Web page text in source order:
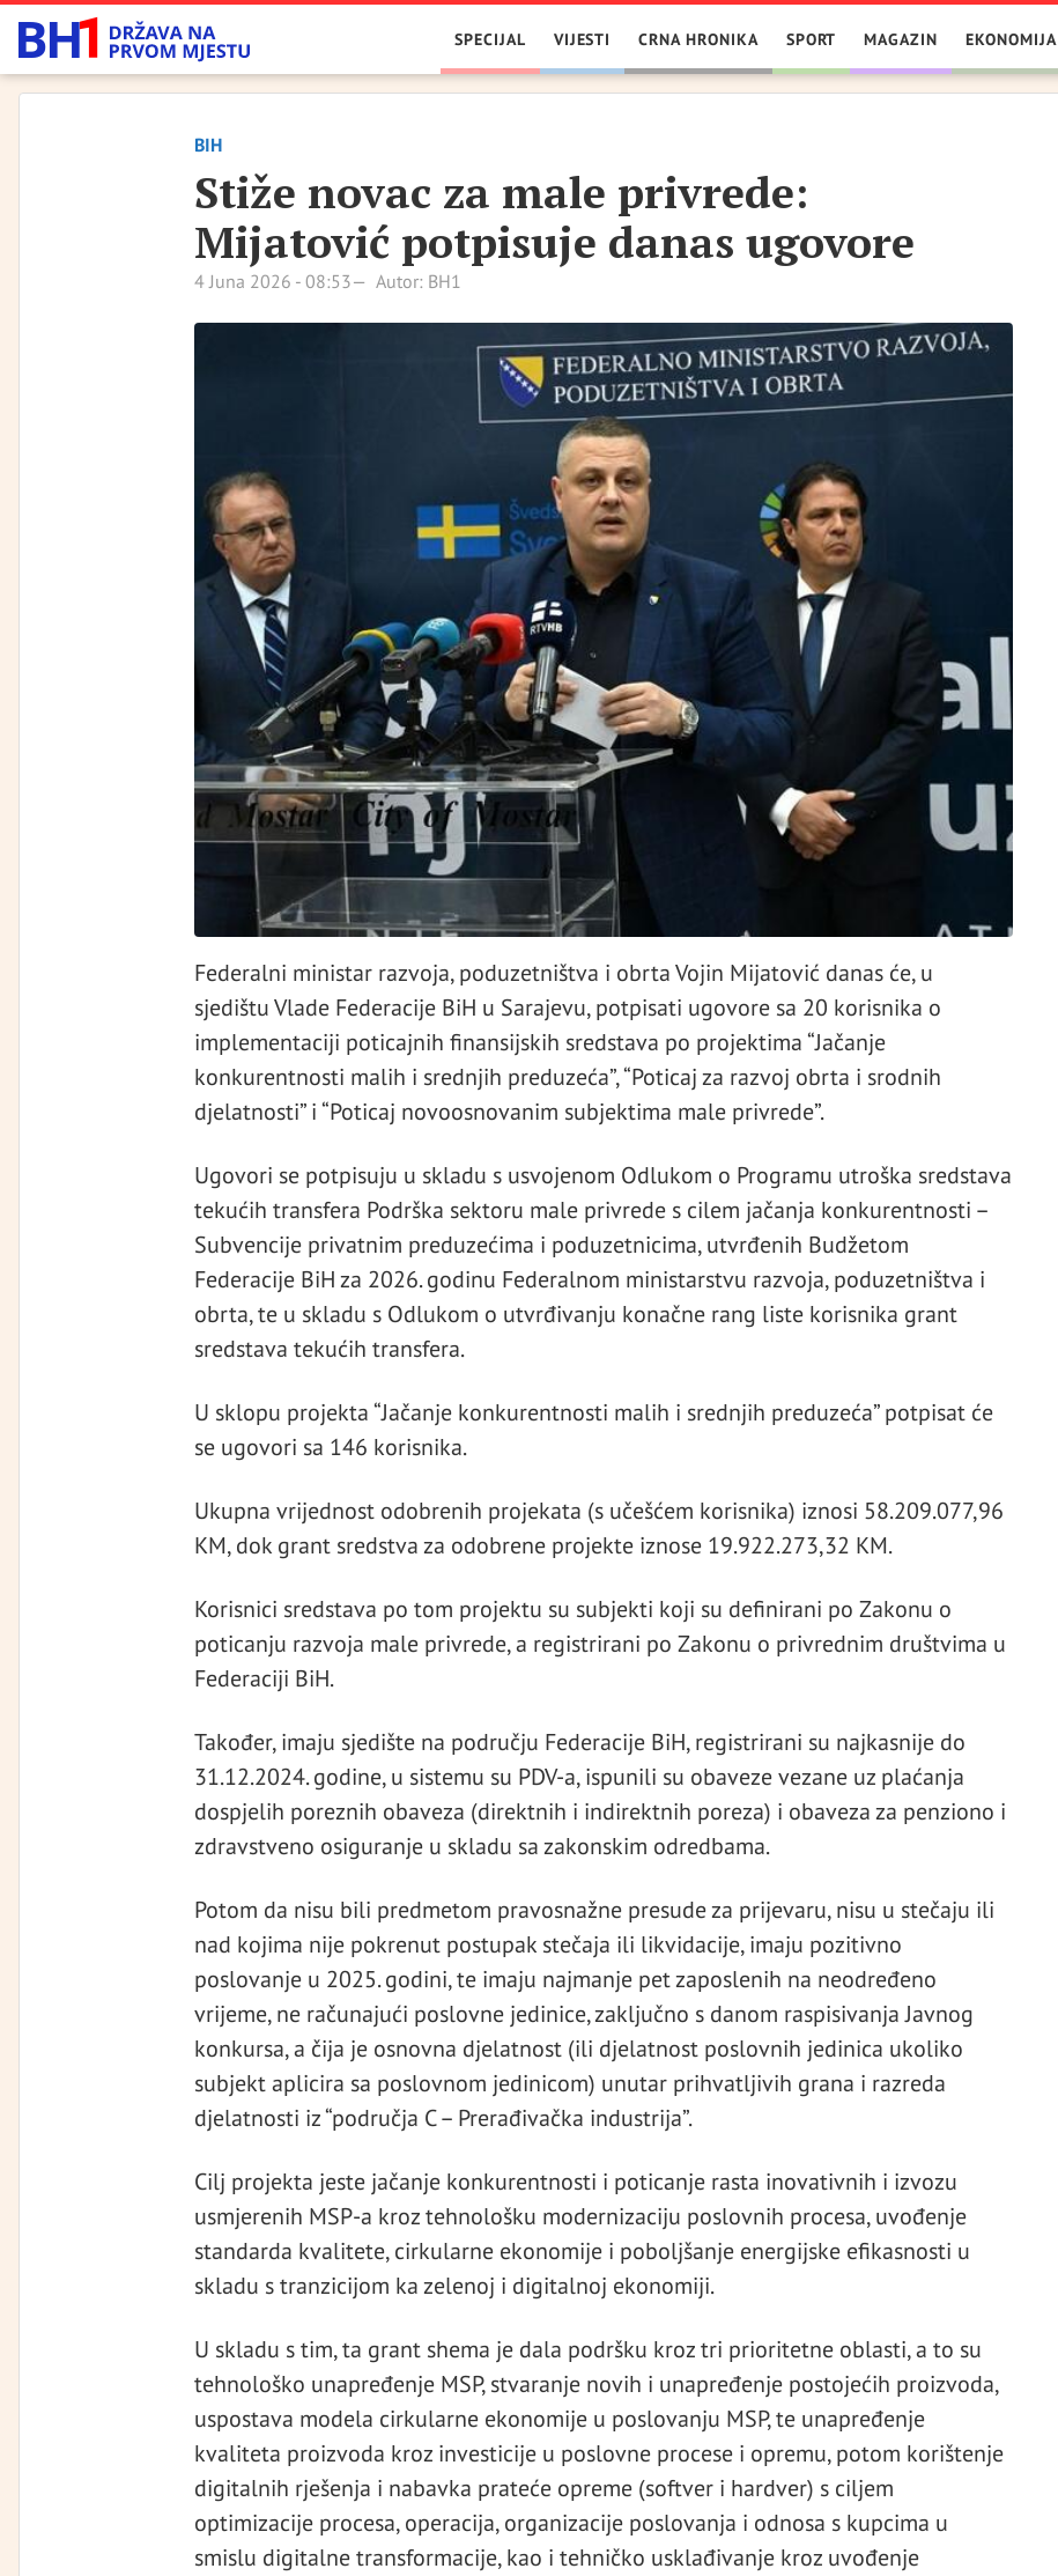
SPECIJAL VIJESTI CRNA HRONIKA SPORT MAGAZIN EKONOMIJA
BIH
Stiže novac za male privrede:
Mijatović potpisuje danas ugovore
4 Juna 2026 - 08:53 Autor: BH1
Federalni ministar razvoja, poduzetništva i obrta Vojin Mijatović danas će, u
sjedištu Vlade Federacije BiH u Sarajevu, potpisati ugovore sa 20 korisnika o
implementaciji poticajnih finansijskih sredstava po projektima “Jačanje
konkurentnosti malih i srednjih preduzeća”, “Poticaj za razvoj obrta i srodnih
djelatnosti” i “Poticaj novoosnovanim subjektima male privrede”.
Ugovori se potpisuju u skladu s usvojenom Odlukom o Programu utroška sredstava
tekućih transfera Podrška sektoru male privrede s cilem jačanja konkurentnosti –
Subvencije privatnim preduzećima i poduzetnicima, utvrđenih Budžetom
Federacije BiH za 2026. godinu Federalnom ministarstvu razvoja, poduzetništva i
obrta, te u skladu s Odlukom o utvrđivanju konačne rang liste korisnika grant
sredstava tekućih transfera.
U sklopu projekta “Jačanje konkurentnosti malih i srednjih preduzeća” potpisat će
se ugovori sa 146 korisnika.
Ukupna vrijednost odobrenih projekata (s učešćem korisnika) iznosi 58.209.077,96
KM, dok grant sredstva za odobrene projekte iznose 19.922.273,32 KM.
Korisnici sredstava po tom projektu su subjekti koji su definirani po Zakonu o
poticanju razvoja male privrede, a registrirani po Zakonu o privrednim društvima u
Federaciji BiH.
Također, imaju sjedište na području Federacije BiH, registrirani su najkasnije do
31.12.2024. godine, u sistemu su PDV-a, ispunili su obaveze vezane uz plaćanja
dospjelih poreznih obaveza (direktnih i indirektnih poreza) i obaveza za penziono i
zdravstveno osiguranje u skladu sa zakonskim odredbama.
Potom da nisu bili predmetom pravosnažne presude za prijevaru, nisu u stečaju ili
nad kojima nije pokrenut postupak stečaja ili likvidacije, imaju pozitivno
poslovanje u 2025. godini, te imaju najmanje pet zaposlenih na neodređeno
vrijeme, ne računajući poslovne jedinice, zaključno s danom raspisivanja Javnog
konkursa, a čija je osnovna djelatnost (ili djelatnost poslovnih jedinica ukoliko
subjekt aplicira sa poslovnom jedinicom) unutar prihvatljivih grana i razreda
djelatnosti iz “područja C – Prerađivačka industrija”.
Cilj projekta jeste jačanje konkurentnosti i poticanje rasta inovativnih i izvozu
usmjerenih MSP-a kroz tehnološku modernizaciju poslovnih procesa, uvođenje
standarda kvalitete, cirkularne ekonomije i poboljšanje energijske efikasnosti u
skladu s tranzicijom ka zelenoj i digitalnoj ekonomiji.
U skladu s tim, ta grant shema je dala podršku kroz tri prioritetne oblasti, a to su
tehnološko unapređenje MSP, stvaranje novih i unapređenje postojećih proizvoda,
uspostava modela cirkularne ekonomije u poslovanju MSP, te unapređenje
kvaliteta proizvoda kroz investicije u poslovne procese i opremu, potom korištenje
digitalnih rješenja i nabavka prateće opreme (softver i hardver) s ciljem
optimizacije procesa, operacija, organizacije poslovanja i odnosa s kupcima u
smislu digitalne transformacije, kao i tehničko usklađivanje kroz uvođenje